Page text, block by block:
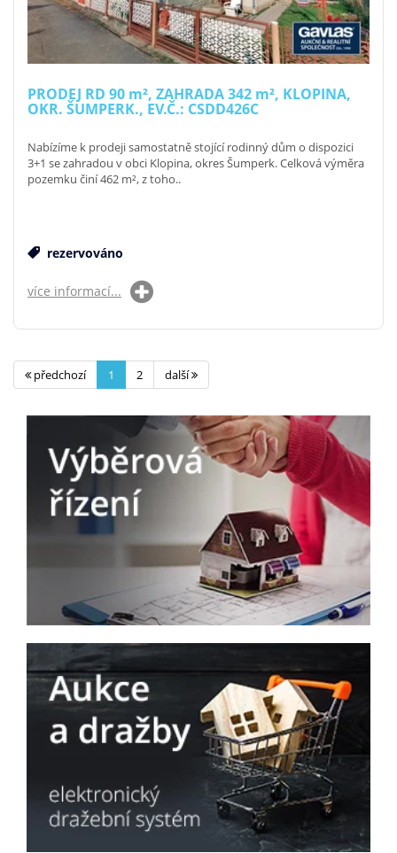
PRODEJ RD 90 m², ZAHRADA 342 m², KLOPINA,
OKR. ŠUMPERK., EV.Č.: CSDD426C
Nabízíme k prodeji samostatně stojící rodinný dům o dispozici
3+1 se zahradou v obci Klopina, okres Šumperk. Celková výměra
pozemku činí 462 m², z toho..
rezervováno
více informací...
předchozí 1 2 další